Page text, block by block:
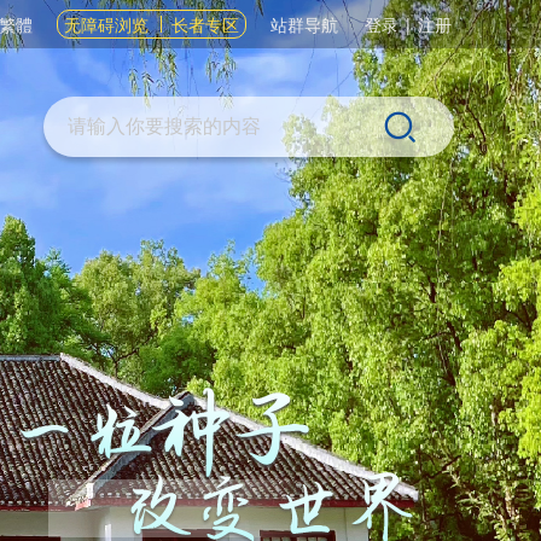
繁體 无障碍浏览 长者专区 站群导航 登录|注册